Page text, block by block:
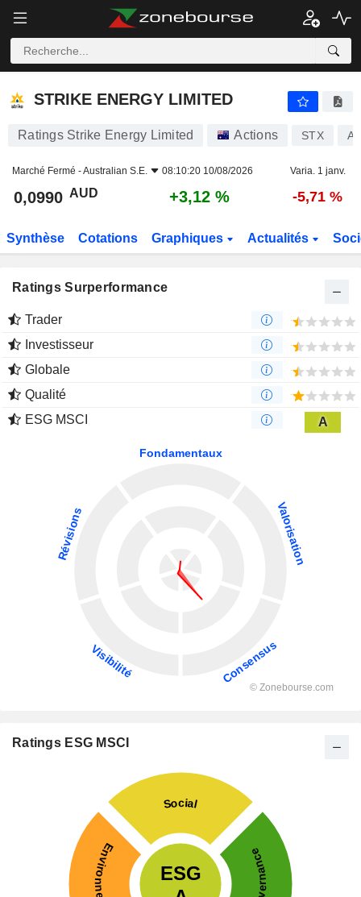
STRIKE ENERGY LIMITED
STRIKE ENERGY LIMITED
Ratings Strike Energy Limited Actions STX
Marché Fermé -Australian S.E. 08:10:20 10/08/2026 Varia. 1 janv.
0,0990 AUD +3,12 % -5,71 %
Synthèse Cotations Graphiques Actualités
Ratings Surperformance
Trader
Investisseur
Globale
Qualité
ESG MSCI
A
Ratings ESG MSCI